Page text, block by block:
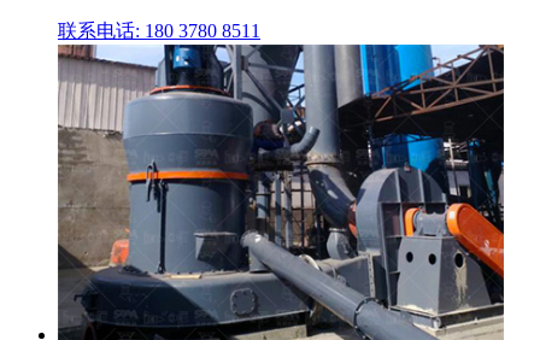
联系电话: 180 3780 8511